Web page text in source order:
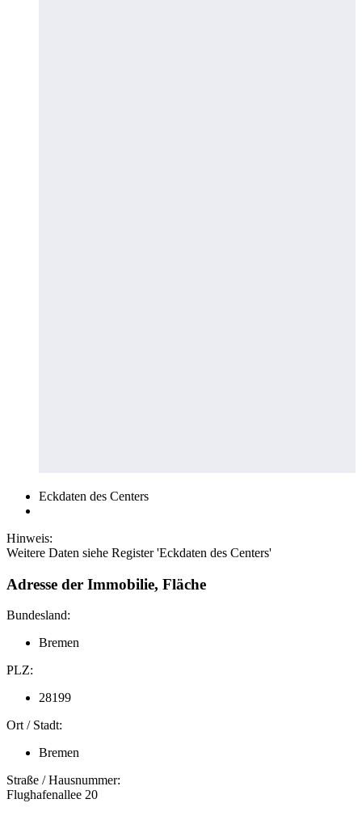
Eckdaten des Centers
Hinweis:
Weitere Daten siehe Register 'Eckdaten des Centers'
Adresse der Immobilie, Fläche
Bundesland:
Bremen
PLZ:
28199
Ort / Stadt:
Bremen
Straße / Hausnummer:
Flughafenallee 20